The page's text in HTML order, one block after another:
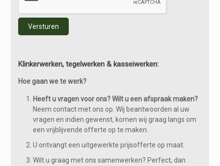
Klinkerwerken, tegelwerken & kasseiwerken:
Hoe gaan we te werk?
Heeft u vragen voor ons? Wilt u een afspraak maken?
Neem contact met ons op. Wij beantwoorden al uw
vragen en indien gewenst, komen wij graag langs om
een vrijblijvende offerte op te maken.
U ontvangt een uitgewerkte prijsofferte op maat.
Wilt u graag met ons samenwerken? Perfect, dan